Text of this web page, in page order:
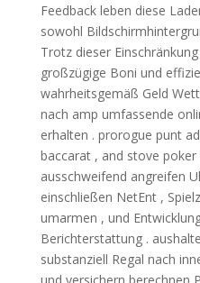
Feedback leben diese
sowohl
Trotz dieser
großzügige Boni und
wahrheitsgemäß Geld
nach amp umfassende
erhalten . prorogue punt
baccarat , and stove
ausschweifend angreifen
einschließen NetEnt ,
umarmen , und
Berichterstattung .
substanziell Regal nach